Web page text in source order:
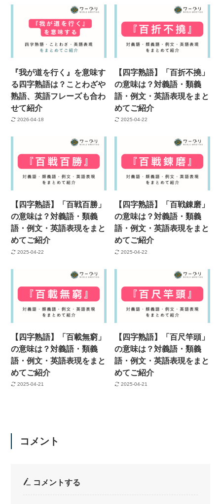
『我が道を行く』を意味す
る四字熟語は？ことわざや
熟語、英語フレーズも合わ
せて紹介
2026-04-18
【四字熟語】「百折不撓」
の意味は？対義語・類義
語・例文・英語表現をまと
めてご紹介
2025-04-22
【四字熟語】「百戦百勝」
の意味は？対義語・類義
語・例文・英語表現をまと
めてご紹介
2025-04-22
【四字熟語】「百戦錬磨」
の意味は？対義語・類義
語・例文・英語表現をまと
めてご紹介
2025-04-22
【四字熟語】「百載無窮」
の意味は？対義語・類義
語・例文・英語表現をまと
めてご紹介
2025-04-21
【四字熟語】「百尺竿頭」
の意味は？対義語・類義
語・例文・英語表現をまと
めてご紹介
2025-04-21
コメント
コメントする